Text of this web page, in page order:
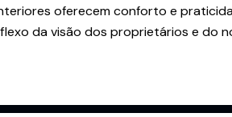
oferecem conforto e
da visão dos proprietários e do